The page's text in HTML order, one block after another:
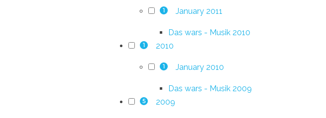
1 January 2011
Das wars - Musik 2010
1 2010
1 January 2010
Das wars - Musik 2009
5 2009